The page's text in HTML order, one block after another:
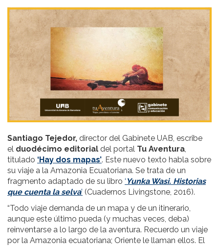
Santiago Tejedor, director del Gabinete UAB, escribe
el duodécimo editorial del portal Tu Aventura,
titulado ‘Hay dos mapas’. Este nuevo texto habla sobre
su viaje a la Amazonia Ecuatoriana. Se trata de un
fragmento adaptado de su libro ‘ Yunka Wasi. Historias
que cuenta la selva’ (Cuadernos Livingstone, 2016).
“Todo viaje demanda de un mapa y de un itinerario,
aunque este último pueda (y muchas veces, deba)
reinventarse a lo largo de la aventura. Recuerdo un viaje
por la Amazonia ecuatoriana; Oriente le llaman ellos. El